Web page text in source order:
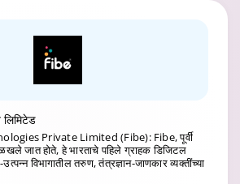
Private Limited (Fibe): Fibe, पूर्वी
जात होते, हे भारताचे पहिले ग्राहक डिजिटल
विभागातील तरुण, तंत्रज्ञान-जाणकार व्यक्तींच्या